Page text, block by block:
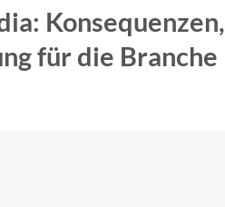
Konsequenzen,
für die Branche